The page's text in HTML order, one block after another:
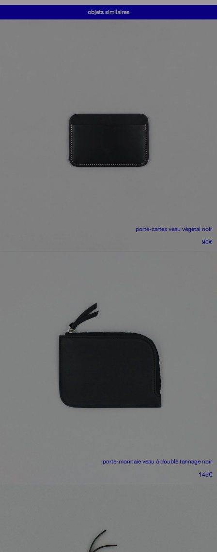
objets similaires
porte-cartes veau végétal noir
90€
porte-monnaie veau à double tannage noir
145€